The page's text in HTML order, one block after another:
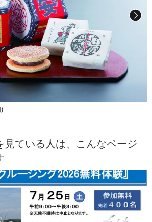
見ている人は、こんなページ